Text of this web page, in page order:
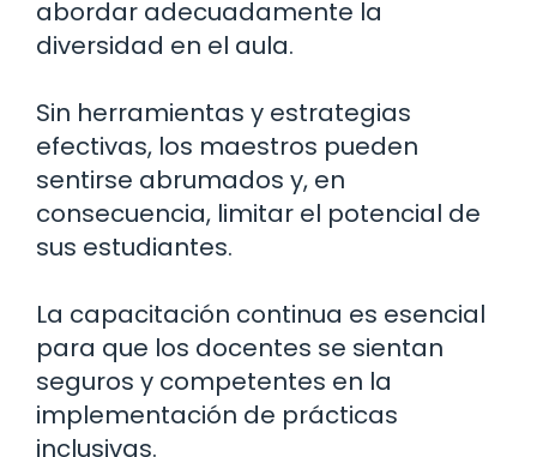
abordar adecuadamente la
diversidad en el aula.
Sin herramientas y estrategias
efectivas, los maestros pueden
sentirse abrumados y, en
consecuencia, limitar el potencial de
sus estudiantes.
La capacitación continua es esencial
para que los docentes se sientan
seguros y competentes en la
implementación de prácticas
inclusivas.